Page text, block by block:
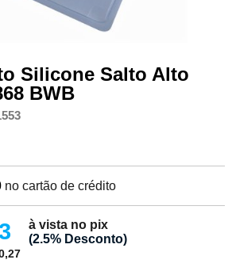
Silicone Salto Alto
BWB
no cartão de crédito
à vista no pix
(2.5% Desconto)